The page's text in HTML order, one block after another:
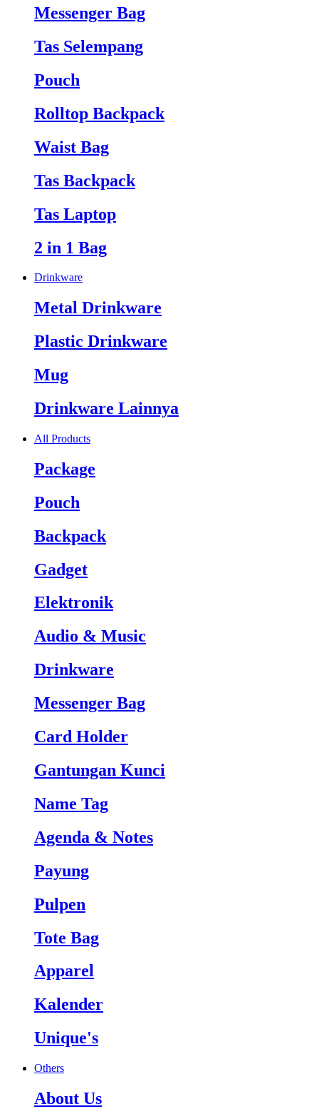
Messenger Bag
Tas Selempang
Pouch
Rolltop Backpack
Waist Bag
Tas Backpack
Tas Laptop
2 in 1 Bag
Drinkware
Metal Drinkware
Plastic Drinkware
Mug
Drinkware Lainnya
All Products
Package
Pouch
Backpack
Gadget
Elektronik
Audio & Music
Drinkware
Messenger Bag
Card Holder
Gantungan Kunci
Name Tag
Agenda & Notes
Payung
Pulpen
Tote Bag
Apparel
Kalender
Unique's
Others
About Us